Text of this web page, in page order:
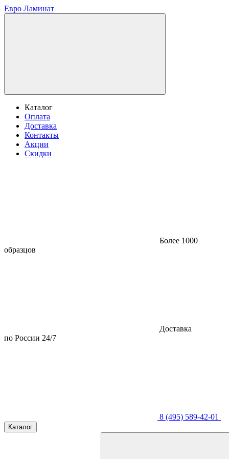
Евро Ламинат
Каталог
Оплата
Доставка
Контакты
Акции
Скидки
Более 1000
образцов
Доставка
по России 24/7
8 (495) 589-42-01
Каталог